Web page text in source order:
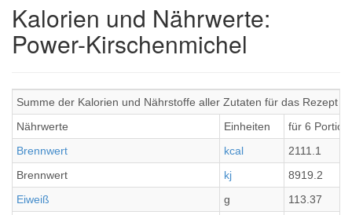
Kalorien und Nährwerte:
Power-Kirschenmichel
Summe der Kalorien und Nährstoffe aller Zutaten für das Rezept
Nährwerte
Einheiten
für 6
Brennwert
kcal
2111.1
Brennwert
kj
8919.2
Eiweiß
g
113.37